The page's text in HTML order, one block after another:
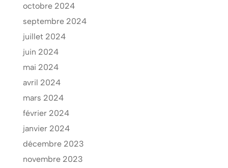
octobre 2024
septembre 2024
juillet 2024
juin 2024
mai 2024
avril 2024
mars 2024
février 2024
janvier 2024
décembre 2023
novembre 2023